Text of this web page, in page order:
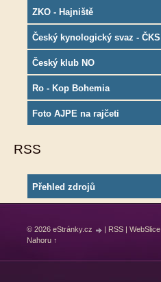
ZKO - Hajniště
Český kynologický svaz - ČKS
Český klub NO
Ro - Kop Bohemia
Foto AJPE na rajčeti
RSS
Přehled zdrojů
© 2026 eStránky.cz | RSS | WebSlice
Nahoru ↑